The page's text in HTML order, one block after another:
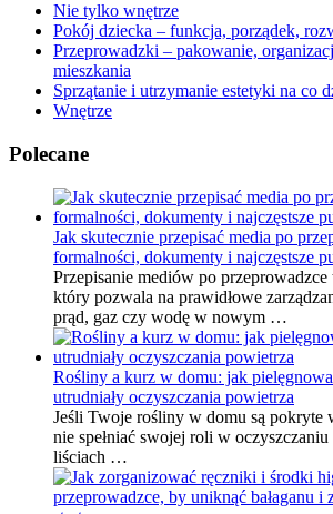
Nie tylko wnętrze
Pokój dziecka – funkcja, porządek,
Przeprowadzki – pakowanie,
mieszkania
Sprzątanie i utrzymanie estetyki na co
Wnętrze
Polecane
Jak skutecznie przepisać media po
formalności, dokumenty i najczęstsze
Przepisanie mediów po
który pozwala na prawidłowe
prąd, gaz czy wodę w nowym …
Rośliny a kurz w domu: jak
utrudniały oczyszczania powietrza
Jeśli Twoje rośliny w domu są pokryte
nie spełniać swojej roli w
liściach …